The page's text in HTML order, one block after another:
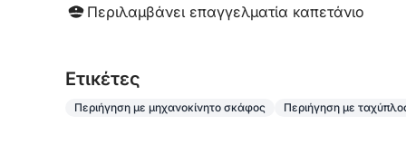
το πιο όμορφο ηλιοβασίλεμα πάνω από την
Περιλαμβάνει επαγγελματία καπετάνιο
Eτικέτες
Περιήγηση με μηχανοκίνητο σκάφος Περιήγηση με